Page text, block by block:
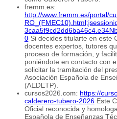
fremm.es:
http://www.fremm.es/portal/
0 Si decides titularte en este
docentes expertos, tutores
proceso de formación, y
poniéndote en contacto con
solicitar la tramitación del
Asociación Española de
(AEDETP).
cursos2026.com: https://
calderero-tubero-2026 Este
Oficial reconocida y
Española de Enseñanzas